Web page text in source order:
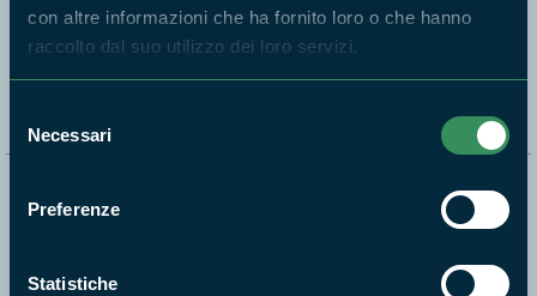
con altre informazioni che ha fornito loro o che hanno
raccolto dal suo utilizzo dei loro servizi.
delNecessari
Preferenze
Statistiche
Segui i nostri social ufficiali